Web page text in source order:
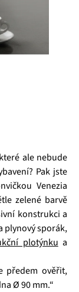
ale nebude
Pak jste
Venezia
zelené barvě
konstrukci a
plynový sporák,
plotýnku a
předem ověřit,
Ø 90 mm.“